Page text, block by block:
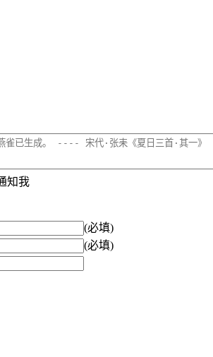
知我
(必填)
(必填)